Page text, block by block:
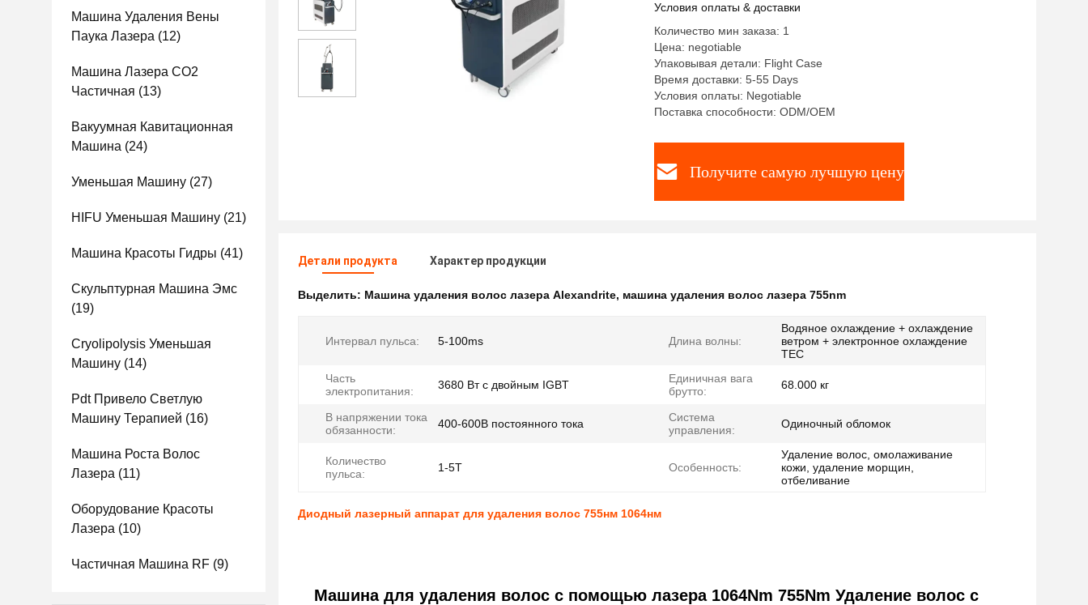
Машина Удаления Вены
Паука Лазера (12)
Машина Лазера СО2
Частичная (13)
Вакуумная Кавитационная
Машина (24)
Уменьшая Машину (27)
HIFU Уменьшая Машину (21)
Машина Красоты Гидры (41)
Скульптурная Машина Эмс
(19)
Cryolipolysis Уменьшая
Машину (14)
Pdt Привело Светлую
Машину Терапией (16)
Машина Роста Волос
Лазера (11)
Оборудование Красоты
Лазера (10)
Частичная Машина RF (9)
Условия оплаты & доставки
Количество мин заказа: 1
Цена: negotiable
Упаковывая детали: Flight Case
Время доставки: 5-55 Days
Условия оплаты: Negotiable
Поставка способности: ODM/OEM
Получите самую лучшую цену
Детали продукта Характер продукции
Выделить: Машина удаления волос лазера Alexandrite, машина удаления волос лазера 755nm
Интервал пульса: 5-100ms Длина волны:
Водяное охлаждение + охлаждение
ветром + электронное охлаждение
TEC
Часть
электропитания:
3680 Вт с двойным IGBT
Единичная вага
брутто:
68.000 кг
В напряжении тока
обязанности:
400-600В постоянного тока
Система
управления:
Одиночный обломок
Количество
пульса:
1-5T Особенность:
Удаление волос, омолаживание
кожи, удаление морщин,
отбеливание
Диодный лазерный аппарат для удаления волос 755нм 1064нм
Машина для удаления волос с помощью лазера 1064Nm 755Nm Удаление волос с